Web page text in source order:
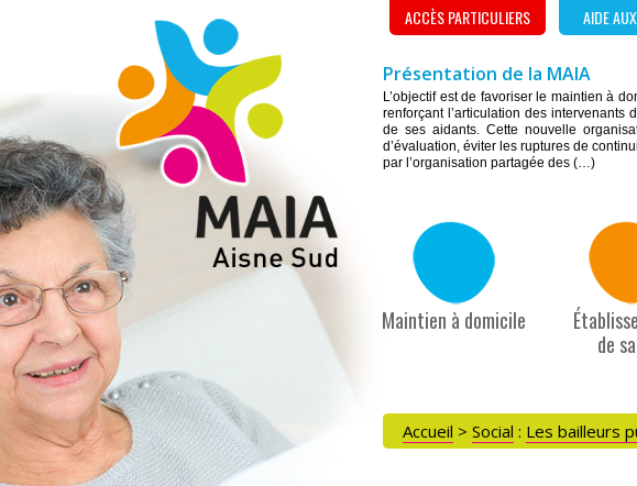
ACCÈS PARTICULIERS AIDE
Présentation de la MAIA
L’objectif est de favoriser le maintien à
renforçant l’articulation des
de ses aidants. Cette nouvelle
d’évaluation, éviter les ruptures de
par l’organisation partagée des (…)
Maintien à domicile
de
Accueil >Social : Les bailleurs